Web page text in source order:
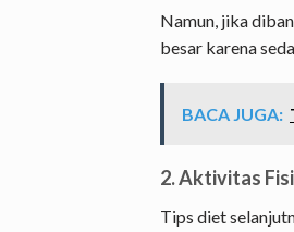
Namun, jika
besar karena
BACA JUGA:
2. Aktivitas
Tips diet